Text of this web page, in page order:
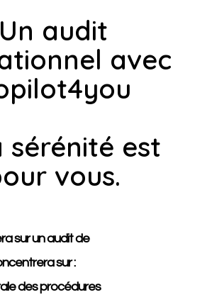
Un audit
avec
sérénité est
vous.
sur un audit de
sur :
des procédures